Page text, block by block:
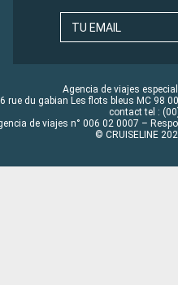
TU EMAIL
Agencia de viajes
rue du gabian Les flots bleus MC 98
contact tel :
de viajes n° 006 02 0007 –
© CRUISELINE